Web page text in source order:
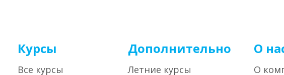
Курсы
Все курсы
Дополнительно
Летние курсы
О
О